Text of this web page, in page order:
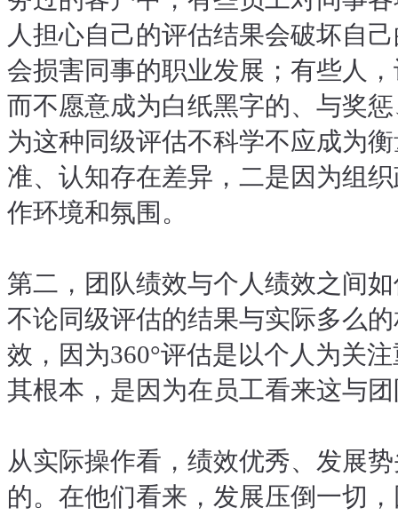
人担心自己的评估结果会破坏自
会损害同事的职业发展；有些人
而不愿意成为白纸黑字的、与奖
为这种同级评估不科学不应成为
准、认知存在差异，二是因为组
作环境和氛围。
第二，团队绩效与个人绩效之间
不论同级评估的结果与实际多么
效，因为360°评估是以个人为关
其根本，是因为在员工看来这与
从实际操作看，绩效优秀、发展
的。在他们看来，发展压倒一切